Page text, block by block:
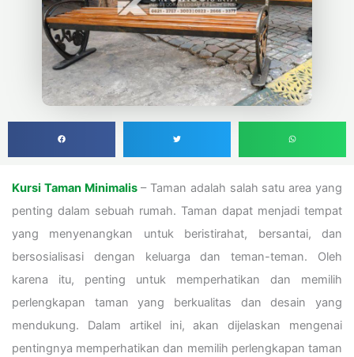
Kursi Taman Minimalis– Taman adalah salah satu area yang
penting dalam sebuah rumah. Taman dapat menjadi tempat
yang menyenangkan untuk beristirahat, bersantai, dan
bersosialisasi dengan keluarga dan teman-teman. Oleh
karena itu, penting untuk memperhatikan dan memilih
perlengkapan taman yang berkualitas dan desain yang
mendukung. Dalam artikel ini, akan dijelaskan mengenai
pentingnya memperhatikan dan memilih perlengkapan taman